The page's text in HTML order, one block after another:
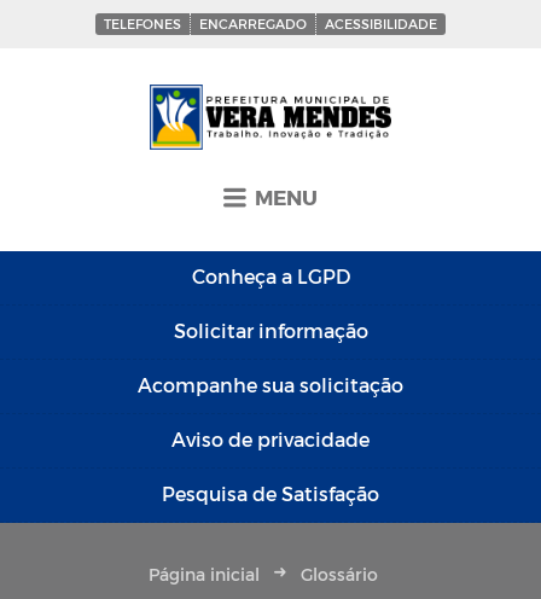
TELEFONES ENCARREGADO ACESSIBILIDADE
MENU
Conheça a LGPD
Solicitar informação
Acompanhe sua solicitação
Aviso de privacidade
Pesquisa de Satisfação
Página inicial Glossário